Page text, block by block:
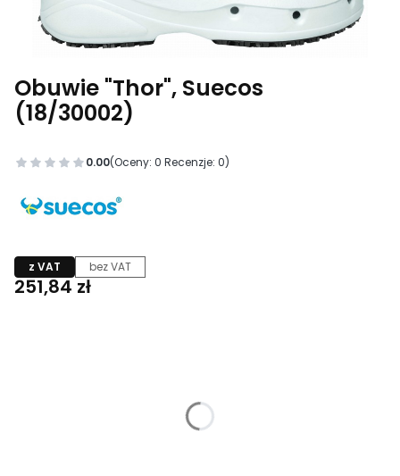
Obuwie "Thor", Suecos
(18/30002)
0.00(Oceny: 0 Recenzje: 0)
z VAT bez VAT
Cena
251,84 zł